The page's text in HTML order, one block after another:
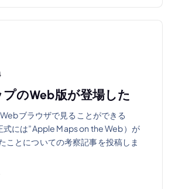
のWeb版が登場した
ブラウザで見ることができる
式には”Apple Maps on the Web）が
ことについての考察記事を投稿しま